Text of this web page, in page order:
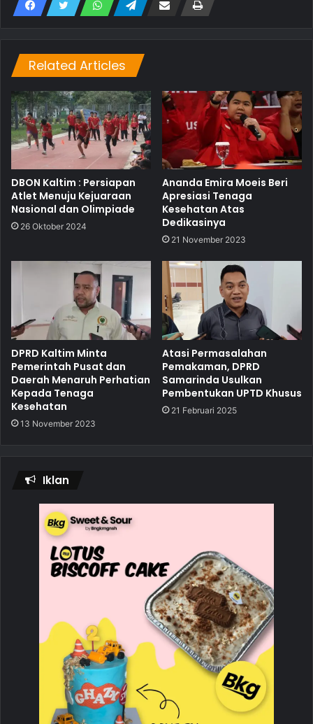
Related Articles
DBON Kaltim : Persiapan
Atlet Menuju Kejuaraan
Nasional dan Olimpiade
26 Oktober 2024
Ananda Emira Moeis Beri
Apresiasi Tenaga
Kesehatan Atas
Dedikasinya
21 November 2023
DPRD Kaltim Minta
Pemerintah Pusat dan
Daerah Menaruh Perhatian
Kepada Tenaga
Kesehatan
13 November 2023
Atasi Permasalahan
Pemakaman, DPRD
Samarinda Usulkan
Pembentukan UPTD Khusus
21 Februari 2025
Iklan